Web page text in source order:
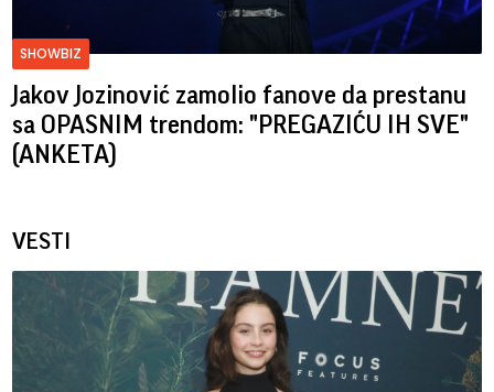
SHOWBIZ
Jakov Jozinović zamolio fanove da prestanu
sa OPASNIM trendom: "PREGAZIĆU IH SVE"
(ANKETA)
VESTI